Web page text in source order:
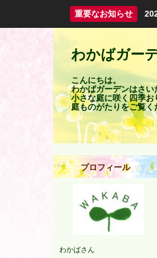
重要なお知らせ
わかばガー
こんにちは。
わかばガーデンはさ
小さな庭に咲く四季お
庭ものがたりをご覧く
プロフィール
わかばさん